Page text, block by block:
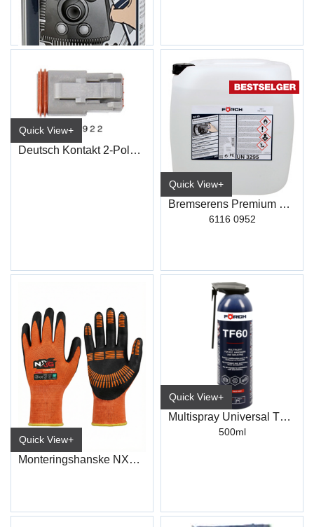
Quick View+
Deutsch Kontakt 2-Polet Stikk Han
Quick View+
Bremserens Premium R510 30L
6116 0952
Quick View+
Monteringshanske NXG AIR 5121
Quick View+
Multispray Universal TF60
500ml